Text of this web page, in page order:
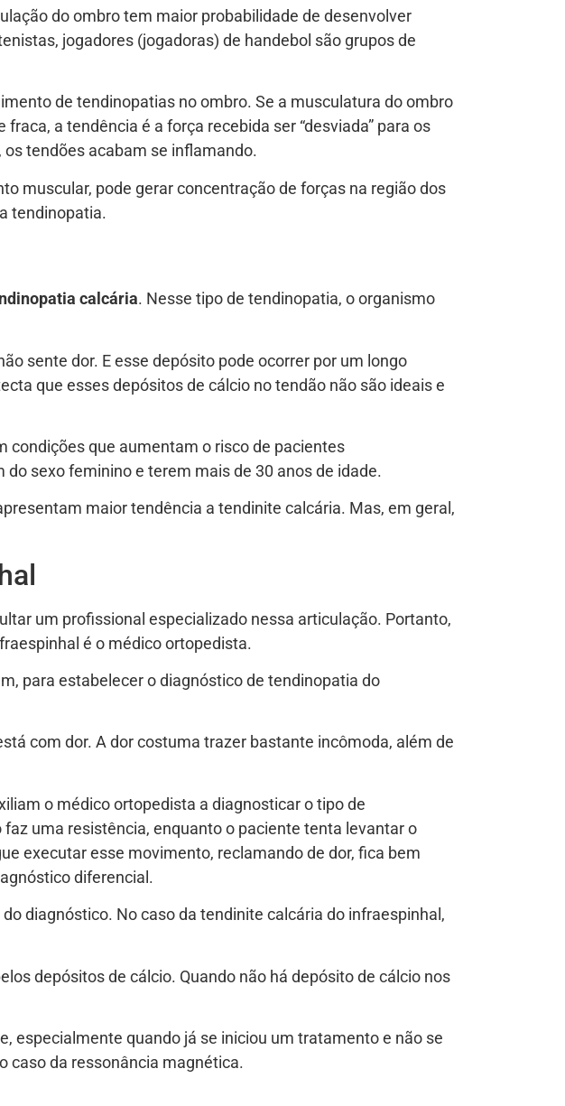
do ombro tem maior probabilidade de desenvolver
jogadores (jogadoras) de handebol são grupos de
de tendinopatias no ombro. Se a musculatura do ombro
a tendência é a força recebida ser “desviada” para os
tendões acabam se inflamando.
muscular, pode gerar concentração de forças na região dos
tendinopatia.
calcária. Nesse tipo de tendinopatia, o organismo
sente dor. E esse depósito pode ocorrer por um longo
que esses depósitos de cálcio no tendão não são ideais e
condições que aumentam o risco de pacientes
sexo feminino e terem mais de 30 anos de idade.
maior tendência a tendinite calcária. Mas, em geral,
um profissional especializado nessa articulação. Portanto,
é o médico ortopedista.
para estabelecer o diagnóstico de tendinopatia do
com dor. A dor costuma trazer bastante incômoda, além de
o médico ortopedista a diagnosticar o tipo de
uma resistência, enquanto o paciente tenta levantar o
executar esse movimento, reclamando de dor, fica bem
diferencial.
diagnóstico. No caso da tendinite calcária do infraespinhal,
depósitos de cálcio. Quando não há depósito de cálcio nos
especialmente quando já se iniciou um tratamento e não se
caso da ressonância magnética.